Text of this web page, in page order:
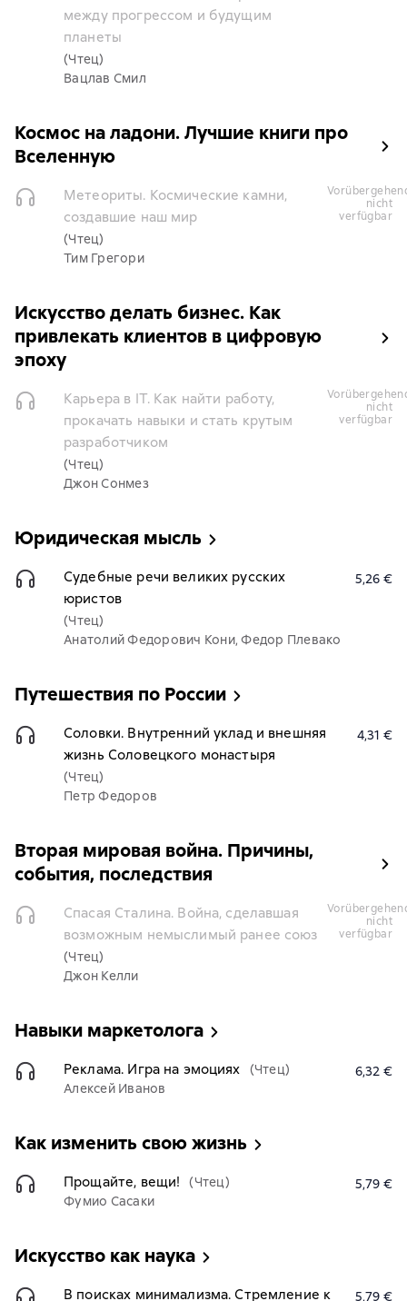
между прогрессом и будущим
планеты
(Чтец)
Вацлав Смил
Космос на ладони. Лучшие книги про
Вселенную
Метеориты. Космические камни,
создавшие наш мир
(Чтец)
Тим Грегори
vorübergehend
nicht
verfügbar
Искусство делать бизнес. Как
привлекать клиентов в цифровую
эпоху
Карьера в IT. Как найти работу,
прокачать навыки и стать крутым
разработчиком
(Чтец)
Джон Сонмез
vorübergehend
nicht
verfügbar
Юридическая мысль
Судебные речи великих русских
юристов
(Чтец)
Анатолий Федорович Кони, Федор Плевако
5,26 €
Путешествия по России
Соловки. Внутренний уклад и внешняя
жизнь Соловецкого монастыря
(Чтец)
Петр Федоров
4,31 €
Вторая мировая война. Причины,
события, последствия
Спасая Сталина. Война, сделавшая
возможным немыслимый ранее союз
(Чтец)
Джон Келли
vorübergehend
nicht
verfügbar
Навыки маркетолога
Реклама. Игра на эмоциях
(Чтец)
Алексей Иванов
6,32 €
Как изменить свою жизнь
Прощайте, вещи!
(Чтец)
Фумио Сасаки
5,79 €
Искусство как наука
В поисках минимализма. Стремление к 5,79 €